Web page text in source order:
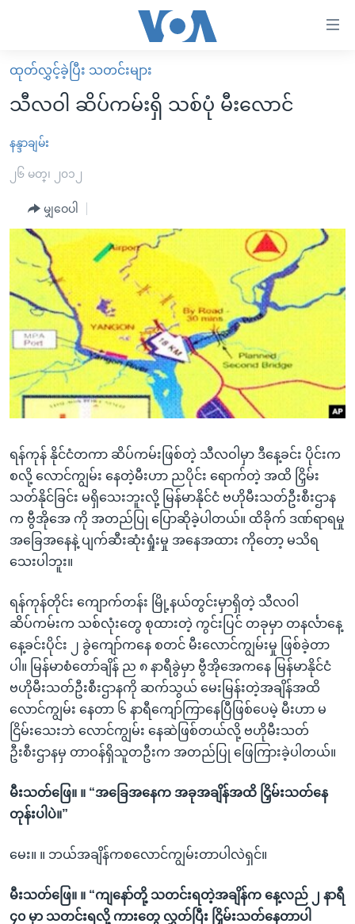
လွယ်ကူ
စေ
Link
များ
အကြောင်းအရာ
ကြည့်
ပင်မ
ညွန်း
စာမျက်နှာ
ကျော်
ကြည့်
ရှာဖွေ
ကျော်
မူလစာမျက်နှာ
မြန်မာ
ကမ္ဘာ့သတင်းများ
နိုင်ငံတကာ
တရုတ်
အစ္စရေး-ပါလက်စတိုင်း
ဗွီဒီယို
ရပ်ဝန်းတခု လမ်းတခု အလွန်
အင်္ဂလိပ်စာလေ့လာမယ်
အမေရိကန်သုံးအီဒီယံ
မကြေးမုံရဲ့ အင်္ဂလိပ်စာ
ရုပ်ရှင်ထဲက အင်္ဂလိပ်စာ
သုတပဒေသာ အင်္ဂလိပ်စာ
အပတ်စဉ်ကဏ္ဍများ
ရေဒီယို
တီဗွီ
ရေဒီယိုနှင့်ရုပ်သံ အချက်အလက်များ
ရေဒီယို/တီဗွီအစီအစဉ်
Learning English
ဘာသာစကားများ
ထုတ်လွှင့်ခဲ့ပြီး သတင်းများ
သီလဝါ ဆိပ်ကမ်းရှိ သစ်ပုံ မီးလောင်
နန္ဒာချမ်း
၂၆ မတ္၊ ၂၀၁၂
မျှဝေပါ
ရန်ကုန် နိုင်ငံတကာ ဆိပ်ကမ်းဖြစ်တဲ့ သီလဝါမှာ ဒီနေ့ခင်း ပိုင်းက
စလို့ လောင်ကျွမ်း နေတဲ့မီးဟာ ညပိုင်း ရောက်တဲ့ အထိ ငြှိမ်း
သတ်နိုင်ခြင်း မရှိသေးဘူးလို့ မြန်မာနိုင်ငံ ဗဟိုမီးသတ်ဦးစီးဌာန
က ဗွီအိုအေ ကို အတည်ပြု ပြောဆိုခဲ့ပါတယ်။ ထိခိုက် ဒဏ်ရာရမှု
အခြေအနေနဲ့ ပျက်ဆီးဆုံးရှုံးမှု အနေအထား ကိုတော့ မသိရ
သေးပါဘူး။
ရန်ကုန်တိုင်း ကျောက်တန်း မြို့နယ်တွင်းမှာရှိတဲ့ သီလဝါ
ဆိပ်ကမ်းက သစ်လုံးတွေ စုထားတဲ့ ကွင်းပြင် တခုမှာ တနင်္လာနေ့
နေ့ခင်းပိုင်း ၂ ခွဲကျော်ကနေ စတင် မီးလောင်ကျွမ်းမှု ဖြစ်ခဲ့တာ
ပါ။ မြန်မာစံတော်ချိန် ည ၈ နာရီခွဲမှာ ဗွီအိုအေကနေ မြန်မာနိုင်ငံ
ဗဟိုမီးသတ်ဦးစီးဌာနကို ဆက်သွယ် မေးမြန်းတဲ့အချိန်အထိ
လောင်ကျွမ်း နေတာ ၆ နာရီကျော်ကြာနေပြီဖြစ်ပေမဲ့ မီးဟာ မ
ငြိမ်းသေးဘဲ လောင်ကျွမ်း နေဆဲဖြစ်တယ်လို့ ဗဟိုမီးသတ်
ဦးစီးဌာနမှ တာဝန်ရှိသူတဦးက အတည်ပြု ဖြေကြားခဲ့ပါတယ်။
မီးသတ်ဖြေ။ ။ “အခြေအနေက အခုအချိန်အထိ ငြှိမ်းသတ်နေ
တုန်းပါပဲ။”
မေး။ ။ ဘယ်အချိန်ကစလောင်ကျွမ်းတာပါလဲရှင်။
မီးသတ်ဖြေ။ ။ “ကျနော်တို့ သတင်းရတဲ့အချိန်က နေ့လည် ၂ နာရီ
၄၀ မှာ သတင်းရလို့ ကားတွေ လွှတ်ပြီး ငြှိမ်းသတ်နေတာပါ